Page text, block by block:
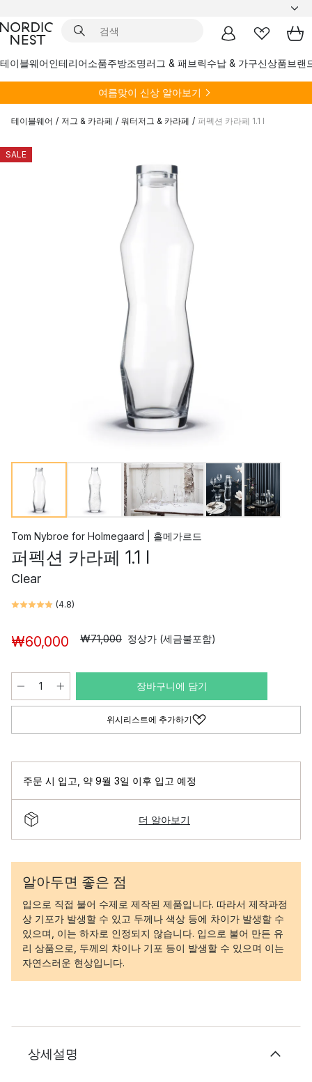
테이블웨어인테리어소품주방조명러그 & 패브릭수납 & 가구신상품브랜
여름맞이 신상 알아보기
테이블웨어 / 저그 & 카라페 / 워터저그 & 카라페 / 퍼펙션 카라페 1.1 l
SALE
Tom Nybroe for Holmegaard | 홀메가르드
퍼펙션 카라페 1.1 l
Clear
(4.8)
₩60,000 ₩71,000 정상가 (세금불포함)
장바구니에 담기
위시리스트에 추가하기
주문 시 입고 약 9월 3일 이후 입고 예정
더 알아보기
알아두면 좋은 점
입으로 직접 불어 수제로 제작된 제품입니다. 따라서 제작과정
상 기포가 발생할 수 있고 두께나 색상 등에 차이가 발생할 수
있으며, 이는 하자로 인정되지 않습니다. 입으로 불어 만든 유
리 상품으로, 두께의 차이나 기포 등이 발생할 수 있으며 이는
자연스러운 현상입니다.
상세설명